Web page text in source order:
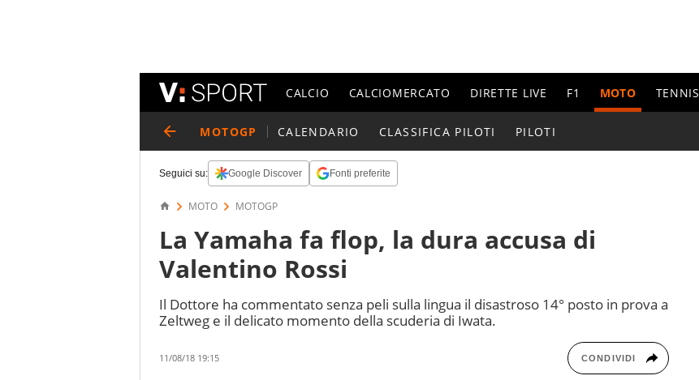
CALCIO CALCIOMERCATO DIRETTE LIVE F1 MOTO TENNIS
MOTOGP CALENDARIO CLASSIFICA PILOTI PILOTI
Seguici su: Google Discover Fonti preferite
MOTO MOTOGP
La Yamaha fa flop, la dura accusa di
Valentino Rossi
Il Dottore ha commentato senza peli sulla lingua il disastroso 14° posto in prova a
Zeltweg e il delicato momento della scuderia di Iwata.
11/08/18 19:15 CONDIVIDI